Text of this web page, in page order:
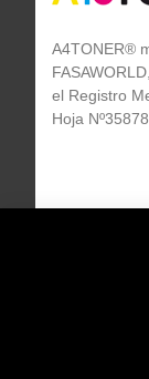
A4TONER®
el Registro
Hoja